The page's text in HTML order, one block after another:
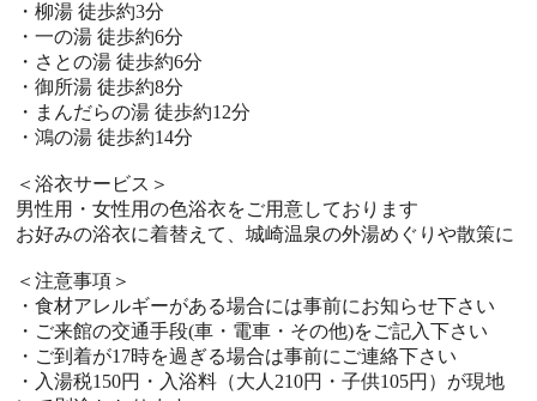
・柳湯 徒歩約3分
・一の湯 徒歩約6分
・さとの湯 徒歩約6分
・御所湯 徒歩約8分
・まんだらの湯 徒歩約12分
・鴻の湯 徒歩約14分
＜浴衣サービス＞
男性用・女性用の色浴衣をご用意しております
お好みの浴衣に着替えて、城崎温泉の外湯めぐりや散策に
＜注意事項＞
・食材アレルギーがある場合には事前にお知らせ下さい
・ご来館の交通手段(車・電車・その他)をご記入下さい
・ご到着が17時を過ぎる場合は事前にご連絡下さい
・入湯税150円・入浴料（大人210円・子供105円）が現地